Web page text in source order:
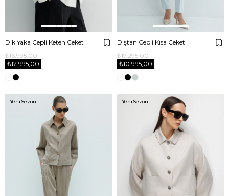
Dik Yaka Cepli Keten Ceket
₺12.995,00
₺16.995,00
Dıştan Cepli Kısa Ceket
₺10.995,00
₺17.295,00
Yeni Sezon Yeni Sezon